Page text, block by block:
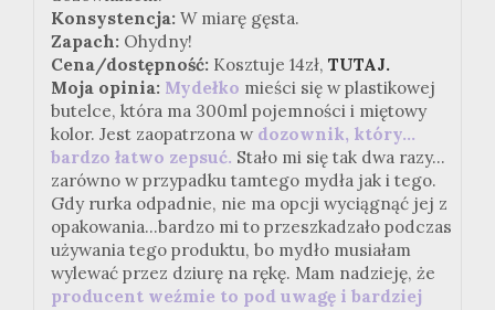
Konsystencja: W miarę gęsta.
Zapach: Ohydny!
Cena/dostępność: Kosztuje 14zł, TUTAJ.
Moja opinia: Mydełko mieści się w plastikowej
butelce, która ma 300ml pojemności i miętowy
kolor. Jest zaopatrzona wdozownik, który...
bardzo łatwo zepsuć. Stało mi się tak dwa razy...
zarówno w przypadku tamtego mydła jak i tego.
Gdy rurka odpadnie, nie ma opcji wyciągnąć jej z
opakowania...bardzo mi to przeszkadzało podczas
używania tego produktu, bo mydło musiałam
wylewać przez dziurę na rękę. Mam nadzieję, że
producent weźmie to pod uwagę i bardziej